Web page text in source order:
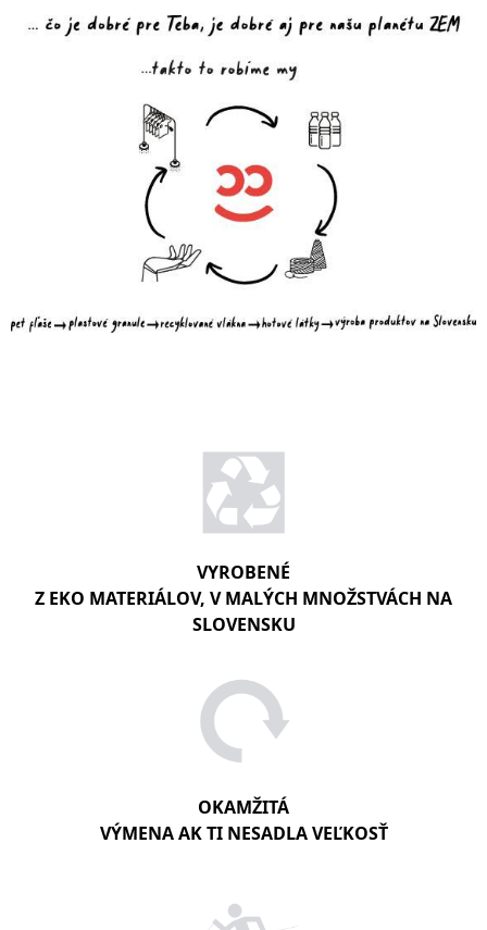
VYROBENÉ
Z EKO MATERIÁLOV, V MALÝCH MNOŽSTVÁCH NA
SLOVENSKU
OKAMŽITÁ
VÝMENA AK TI NESADLA VEĽKOSŤ